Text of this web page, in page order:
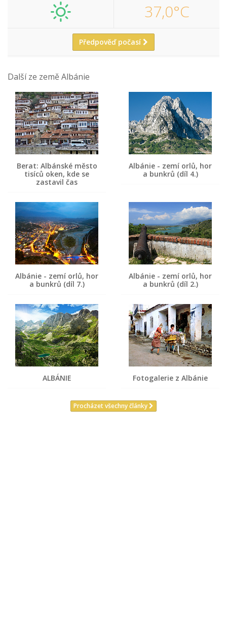
37,0°C
Předpověď počasí
Další ze země Albánie
Berat: Albánské město
tisíců oken, kde se
zastavil čas
Albánie - zemí orlů, hor
a bunkrů (díl 4.)
Albánie - zemí orlů, hor
a bunkrů (díl 7.)
Albánie - zemí orlů, hor
a bunkrů (díl 2.)
ALBÁNIE Fotogalerie z Albánie
Procházet všechny články